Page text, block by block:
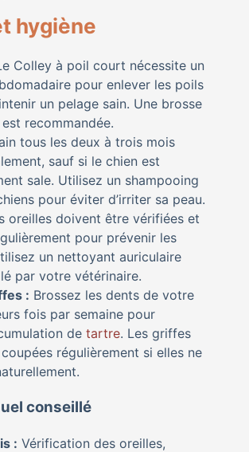
hygiène
Colley à poil court nécessite un
pour enlever les poils
un pelage sain. Une brosse
recommandée.
tous les deux à trois mois
sauf si le chien est
sale. Utilisez un shampooing
pour éviter d’irriter sa peau.
oreilles doivent être vérifiées et
pour prévenir les
un nettoyant auriculaire
par votre vétérinaire.
: Brossez les dents de votre
fois par semaine pour
de tartre. Les griffes
régulièrement si elles ne
conseillé
: Vérification des oreilles,